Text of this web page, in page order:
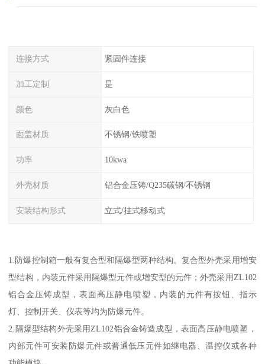
连接方式 紧固件连接
加工定制 是
颜色 灰白色
面盖材质 不锈钢/铁喷塑
功率 10kwa
外壳材质 铝合金压铸/Q235碳钢/不锈钢
安装结构形式 立式/挂式移动式
1.防爆控制箱一般有复合型和隔爆型两种结构。复合型外壳采用增安
型结构，内装元件采用隔爆型元件或增安型的元件；外壳采用ZL102
铝合金压铸成型，表面高压静电喷塑，内装的元件有按钮、指示
灯、控制开关、仪表等均为防爆元件。
2.隔爆型结构外壳采用ZL102铝合金铸造成型，表面高压静电喷塑，
内部元件可安装防爆元件或普通低压元件如继电器、温控仪或各种